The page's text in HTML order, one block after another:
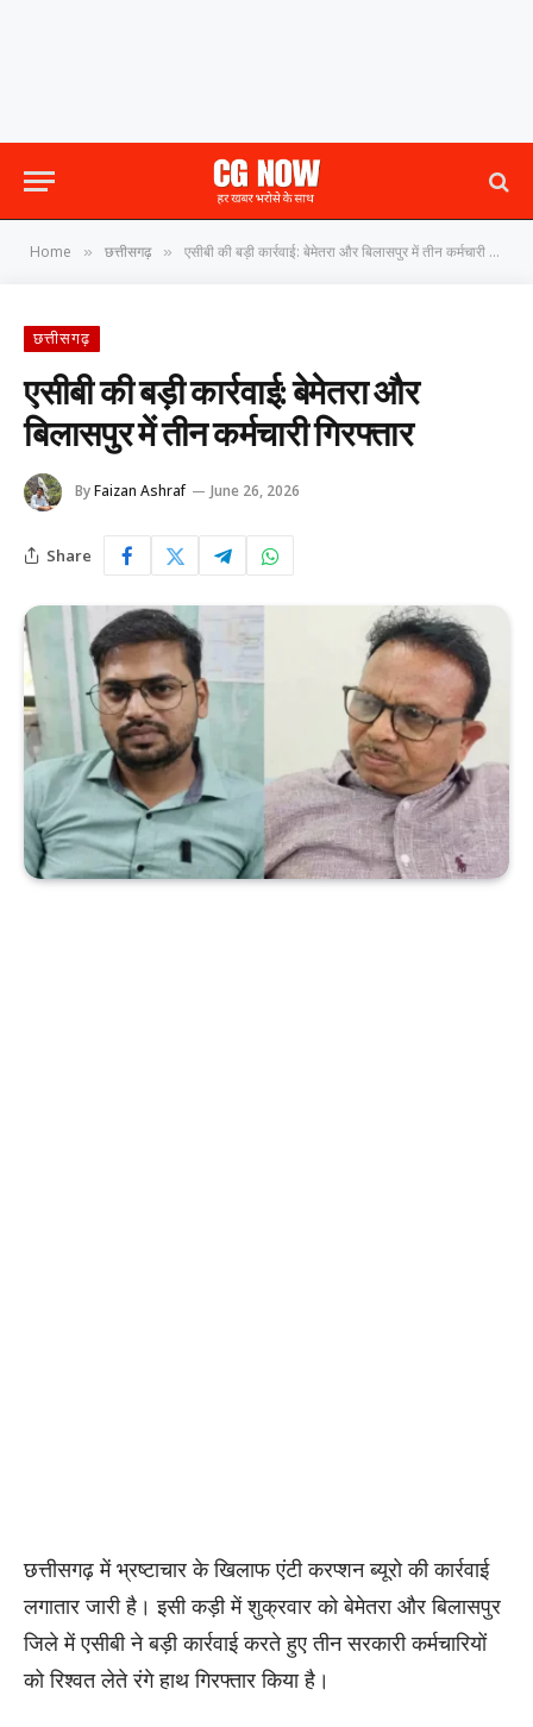
Home » छत्तीसगढ़ » एसीबी की बड़ी कार्रवाई: बेमेतरा और बिलासपुर में तीन कर्मचारी गिरफ्तार
छत्तीसगढ़
एसीबी की बड़ी कार्रवाई: बेमेतरा और
बिलासपुर में तीन कर्मचारी गिरफ्तार
ByFaizan Ashraf June 26, 2026
Share
छत्तीसगढ़ में भ्रष्टाचार के खिलाफ एंटी करप्शन ब्यूरो की कार्रवाई
लगातार जारी है। इसी कड़ी में शुक्रवार को बेमेतरा और बिलासपुर
जिले में एसीबी ने बड़ी कार्रवाई करते हुए तीन सरकारी कर्मचारियों
को रिश्वत लेते रंगे हाथ गिरफ्तार किया है।